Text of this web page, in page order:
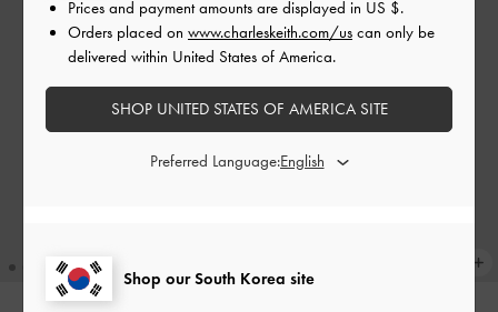
Shop our South Korea site
Prices and payment amounts are displayed in US $.
Orders placed on www.charleskeith.com/us can only be
delivered within United States of America.
SHOP UNITED STATES OF AMERICA SITE
Preferred Language: